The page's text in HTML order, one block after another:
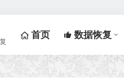
首页 数据恢复